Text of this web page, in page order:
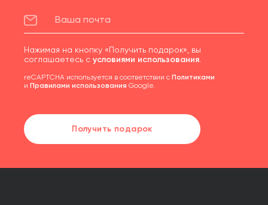
Нажимая на кнопку «Получить подарок», вы
соглашаетесь с условиями использования.
reCAPTCHA используется в соответствии с Политиками
и Правилами использования Google.
Получить подарок